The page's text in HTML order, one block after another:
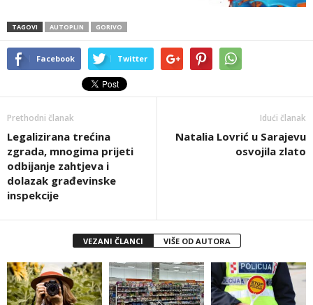
TAGOVI AUTOPLIN GORIVO
Facebook Twitter
Prethodni članak
Legalizirana trećina
zgrada, mnogima prijeti
odbijanje zahtjeva i
dolazak građevinske
inspekcije
Idući članak
Natalia Lovrić u Sarajevu
osvojila zlato
VEZANI ČLANCI VIŠE OD AUTORA